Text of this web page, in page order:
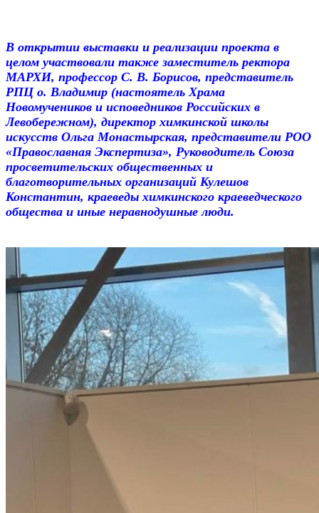
В открытии выставки и реализации проекта в
целом участвовали также заместитель ректора
МАРХИ, профессор С. В. Борисов, представитель
РПЦ о. Владимир (настоятель Храма
Новомучеников и исповедников Российских в
Левобережном), директор химкинской школы
искусств Ольга Монастырская, представители РОО
«Православная Экспертиза», Руководитель Союза
просветительских общественных и
благотворительных организаций Кулешов
Константин, краеведы химкинского краеведческого
общества и иные неравнодушные люди.